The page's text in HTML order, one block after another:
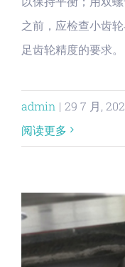
之前，应检查小齿
足齿轮精度的要求。
admin | 29 7 月,
阅读更多